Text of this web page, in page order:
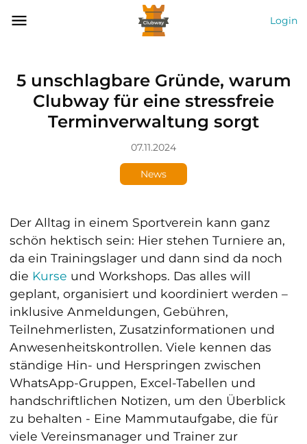
Login
5 unschlagbare Gründe, warum
Clubway für eine stressfreie
Terminverwaltung sorgt
07.11.2024
News
Der Alltag in einem Sportverein kann ganz
schön hektisch sein: Hier stehen Turniere an,
da ein Trainingslager und dann sind da noch
die Kurse und Workshops. Das alles will
geplant, organisiert und koordiniert werden –
inklusive Anmeldungen, Gebühren,
Teilnehmerlisten, Zusatzinformationen und
Anwesenheitskontrollen. Viele kennen das
ständige Hin- und Herspringen zwischen
WhatsApp-Gruppen, Excel-Tabellen und
handschriftlichen Notizen, um den Überblick
zu behalten - Eine Mammutaufgabe, die für
viele Vereinsmanager und Trainer zur